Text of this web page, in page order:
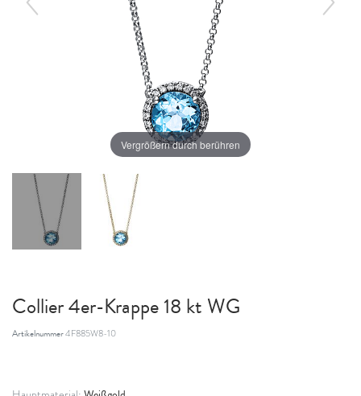
Vergrößern durch berühren
Collier 4er-Krappe 18 kt WG
Artikelnummer4F885W8-10